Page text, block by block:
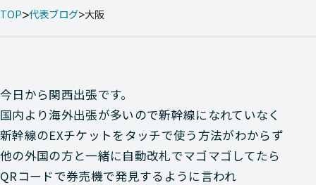
TOP 代表ブログ 大阪
今日から関西出張です。
国内より海外出張が多いので新幹線になれていなく
新幹線のEXチケットをタッチで使う方法がわからず
他の外国の方と一緒に自動改札でマゴマゴしてたら
QRコードで券売機で発見するように言われ